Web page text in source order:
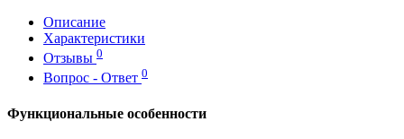
Описание
Характеристики
Отзывы 0
Вопрос - Ответ 0
Функциональные особенности